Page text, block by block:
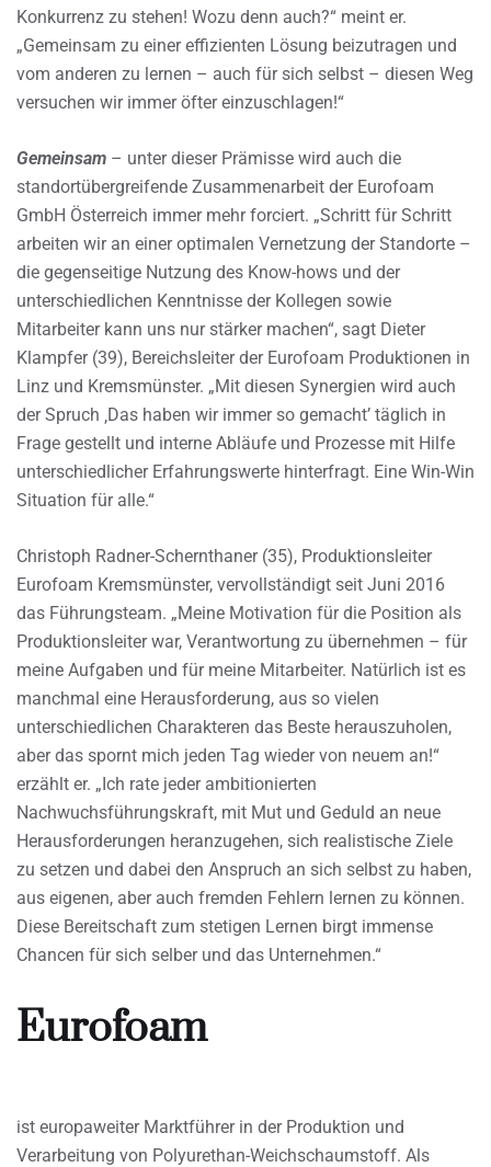
Konkurrenz zu stehen! Wozu denn auch?“ meint er.
„Gemeinsam zu einer effizienten Lösung beizutragen und
vom anderen zu lernen – auch für sich selbst – diesen Weg
versuchen wir immer öfter einzuschlagen!“
Gemeinsam – unter dieser Prämisse wird auch die
standortübergreifende Zusammenarbeit der Eurofoam
GmbH Österreich immer mehr forciert. „Schritt für Schritt
arbeiten wir an einer optimalen Vernetzung der Standorte –
die gegenseitige Nutzung des Know-hows und der
unterschiedlichen Kenntnisse der Kollegen sowie
Mitarbeiter kann uns nur stärker machen“, sagt Dieter
Klampfer (39), Bereichsleiter der Eurofoam Produktionen in
Linz und Kremsmünster. „Mit diesen Synergien wird auch
der Spruch ‚Das haben wir immer so gemacht’ täglich in
Frage gestellt und interne Abläufe und Prozesse mit Hilfe
unterschiedlicher Erfahrungswerte hinterfragt. Eine Win-Win
Situation für alle.“
Christoph Radner-Schernthaner (35), Produktionsleiter
Eurofoam Kremsmünster, vervollständigt seit Juni 2016
das Führungsteam. „Meine Motivation für die Position als
Produktionsleiter war, Verantwortung zu übernehmen – für
meine Aufgaben und für meine Mitarbeiter. Natürlich ist es
manchmal eine Herausforderung, aus so vielen
unterschiedlichen Charakteren das Beste herauszuholen,
aber das spornt mich jeden Tag wieder von neuem an!“
erzählt er. „Ich rate jeder ambitionierten
Nachwuchsführungskraft, mit Mut und Geduld an neue
Herausforderungen heranzugehen, sich realistische Ziele
zu setzen und dabei den Anspruch an sich selbst zu haben,
aus eigenen, aber auch fremden Fehlern lernen zu können.
Diese Bereitschaft zum stetigen Lernen birgt immense
Chancen für sich selber und das Unternehmen.“
Eurofoam
ist europaweiter Marktführer in der Produktion und
Verarbeitung von Polyurethan-Weichschaumstoff. Als